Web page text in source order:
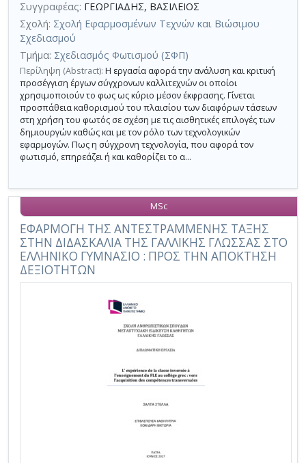
Συγγραφέας: ΓΕΩΡΓΙΑΔΗΣ, ΒΑΣΙΛΕΙΟΣ
Σχολή: Σχολή Εφαρμοσμένων Τεχνών και Βιώσιμου
Σχεδιασμού
Τμήμα: Σχεδιασμός Φωτισμού (ΣΦΠ)
Περίληψη (Abstract): Η εργασία αφορά την ανάλυση και κριτική
προσέγγιση έργων σύγχρονων καλλιτεχνών οι οποίοι
χρησιμοποιούν το φως ως κύριο μέσον έκφρασης. Γίνεται
προσπάθεια καθορισμού του πλαισίου των διαφόρων τάσεων
στη χρήση του φωτός σε σχέση με τις αισθητικές επιλογές των
δημιουργών καθώς και με τον ρόλο των τεχνολογικών
εφαρμογών. Πως η σύγχρονη τεχνολογία, που αφορά τον
φωτισμό, επηρεάζει ή και καθορίζει το α...
ΕΦΑΡΜΟΓΗ ΤΗΣ ΑΝΤΕΣΤΡΑΜΜΕΝΗΣ ΤΑΞΗΣ
ΣΤΗΝ ΔΙΔΑΣΚΑΛΙΑ ΤΗΣ ΓΑΛΛΙΚΗΣ ΓΛΩΣΣΑΣ ΣΤΟ
ΕΛΛΗΝΙΚΟ ΓΥΜΝΑΣΙΟ : ΠΡΟΣ ΤΗΝ ΑΠΟΚΤΗΣΗ
ΔΕΞΙΟΤΗΤΩΝ
MSc